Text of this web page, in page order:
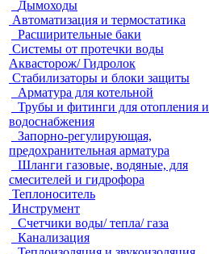
Дымоходы
Автоматизация и термостатика
Расширительные баки
Системы от протечки воды
Аквасторож/ Гидролок
Стабилизаторы и блоки защиты
Арматура для котельной
Трубы и фитинги для отопления и
водоснабжения
Запорно-регулирующая,
предохранительная арматура
Шланги газовые, водяные, для
смесителей и гидрофора
Теплоноситель
Инструмент
Счетчики воды/ тепла/ газа
Канализация